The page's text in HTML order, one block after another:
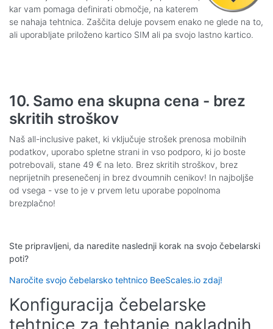
kar vam pomaga definirati območje, na katerem
se nahaja tehtnica. Zaščita deluje povsem enako ne glede na to,
ali uporabljate priloženo kartico SIM ali pa svojo lastno kartico.
10. Samo ena skupna cena - brez
skritih stroškov
Naš all-inclusive paket, ki vključuje strošek prenosa mobilnih
podatkov, uporabo spletne strani in vso podporo, ki jo boste
potrebovali, stane 49 € na leto. Brez skritih stroškov, brez
neprijetnih presenečenj in brez dvoumnih cenikov! In najboljše
od vsega - vse to je v prvem letu uporabe popolnoma
brezplačno!
Ste pripravljeni, da naredite naslednji korak na svojo čebelarski
poti?
Naročite svojo čebelarsko tehtnico BeeScales.io zdaj!
Konfiguracija čebelarske